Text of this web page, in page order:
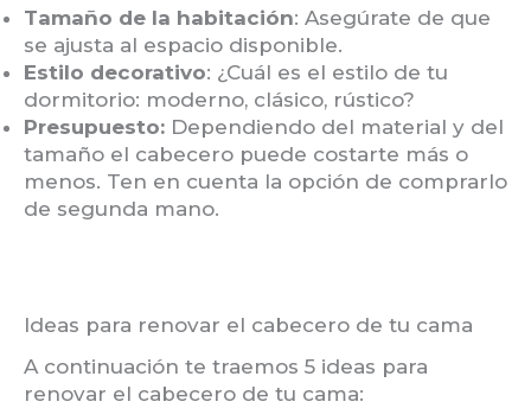
Tamaño de la habitación: Asegúrate de que
se ajusta al espacio disponible.
Estilo decorativo: ¿Cuál es el estilo de tu
dormitorio: moderno, clásico, rústico?
Presupuesto: Dependiendo del material y del
tamaño el cabecero puede costarte más o
menos. Ten en cuenta la opción de comprarlo
de segunda mano.
Ideas para renovar el cabecero de tu cama
A continuación te traemos 5 ideas para
renovar el cabecero de tu cama: